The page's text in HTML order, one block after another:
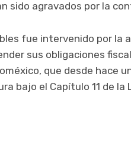
sido agravados por la
fue intervenido por
sus obligaciones
que desde hace
bajo el Capítulo 11 de la